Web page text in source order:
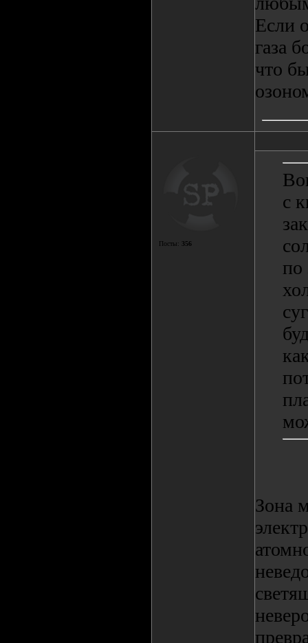
Если
газа
что
Посты: 356
с
по
Зона